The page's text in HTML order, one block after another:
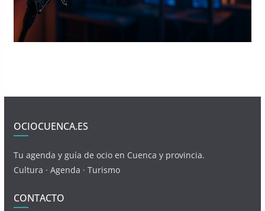
OCIOCUENCA.ES
Tu agenda y guía de ocio en Cuenca y provincia.
Cultura · Agenda · Turismo
CONTACTO